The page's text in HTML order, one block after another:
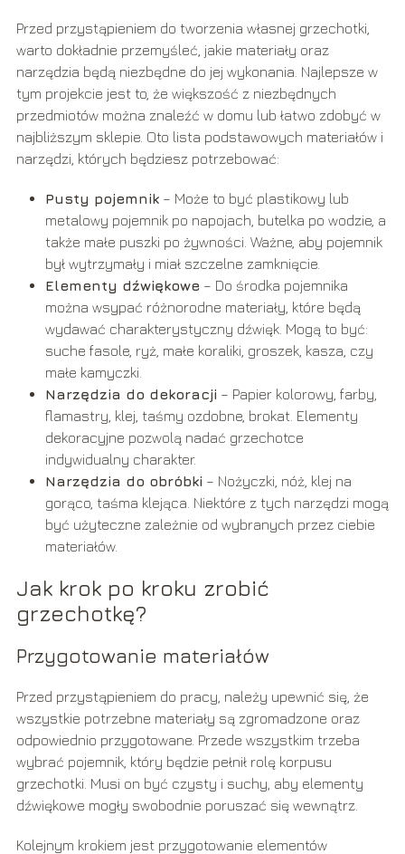
Przed przystąpieniem do tworzenia własnej grzechotki,
warto dokładnie przemyśleć, jakie materiały oraz
narzędzia będą niezbędne do jej wykonania. Najlepsze w
tym projekcie jest to, że większość z niezbędnych
przedmiotów można znaleźć w domu lub łatwo zdobyć w
najbliższym sklepie. Oto lista podstawowych materiałów i
narzędzi, których będziesz potrzebować:
Pusty pojemnik– Może to być plastikowy lub
metalowy pojemnik po napojach, butelka po wodzie, a
także małe puszki po żywności. Ważne, aby pojemnik
był wytrzymały i miał szczelne zamknięcie.
Elementy dźwiękowe– Do środka pojemnika
można wsypać różnorodne materiały, które będą
wydawać charakterystyczny dźwięk. Mogą to być:
suche fasole, ryż, małe koraliki, groszek, kasza, czy
małe kamyczki.
Narzędzia do dekoracji – Papier kolorowy, farby,
flamastry, klej, taśmy ozdobne, brokat. Elementy
dekoracyjne pozwolą nadać grzechotce
indywidualny charakter.
Narzędzia do obróbki – Nożyczki, nóż, klej na
gorąco, taśma klejąca. Niektóre z tych narzędzi mogą
być użyteczne zależnie od wybranych przez ciebie
materiałów.
Jak krok po kroku zrobić
grzechotkę?
Przygotowanie materiałów
Przed przystąpieniem do pracy, należy upewnić się, że
wszystkie potrzebne materiały są zgromadzone oraz
odpowiednio przygotowane. Przede wszystkim trzeba
wybrać pojemnik, który będzie pełnił rolę korpusu
grzechotki. Musi on być czysty i suchy, aby elementy
dźwiękowe mogły swobodnie poruszać się wewnątrz.
Kolejnym krokiem jest przygotowanie elementów